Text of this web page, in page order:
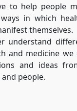
to help people
in which
themselves.
understand
and medicine we
and ideas
people.